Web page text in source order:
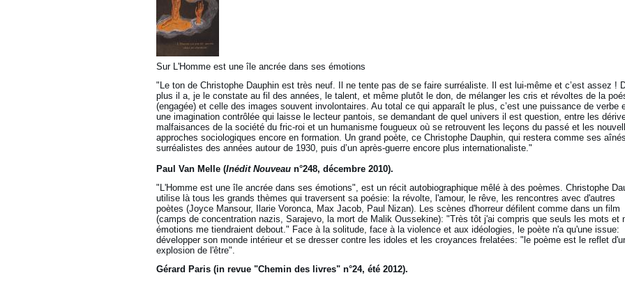
Sur L'Homme est une île ancrée dans ses émotions
"Le ton de Christophe Dauphin est très neuf. Il ne tente pas de se faire surréaliste. Il est lui-même et c’est assez !
plus il a, je le constate au fil des années, le talent, et même plutôt le don, de mélanger les cris et révoltes de la
(engagée) et celle des images souvent involontaires. Au total ce qui apparaît le plus, c’est une puissance de verbe
une imagination contrôlée qui laisse le lecteur pantois, se demandant de quel univers il est question, entre les
malfaisances de la société du fric-roi et un humanisme fougueux où se retrouvent les leçons du passé et les
approches sociologiques encore en formation. Un grand poète, ce Christophe Dauphin, qui restera comme ses aînés
surréalistes des années autour de 1930, puis d’un après-guerre encore plus internationaliste."
Paul Van Melle (Inédit Nouveau n°248, décembre 2010).
"L'Homme est une île ancrée dans ses émotions", est un récit autobiographique mêlé à des poèmes. Christophe
utilise là tous les grands thèmes qui traversent sa poésie: la révolte, l'amour, le rêve, les rencontres avec d'autres
poètes (Joyce Mansour, Ilarie Voronca, Max Jacob, Paul Nizan). Les scènes d'horreur défilent comme dans un film
(camps de concentration nazis, Sarajevo, la mort de Malik Oussekine): "Très tôt j'ai compris que seuls les mots et
émotions me tiendraient debout." Face à la solitude, face à la violence et aux idéologies, le poète n'a qu'une issue:
développer son monde intérieur et se dresser contre les idoles et les croyances frelatées: "le poème est le reflet
explosion de l'être".
Gérard Paris (in revue "Chemin des livres" n°24, été 2012).